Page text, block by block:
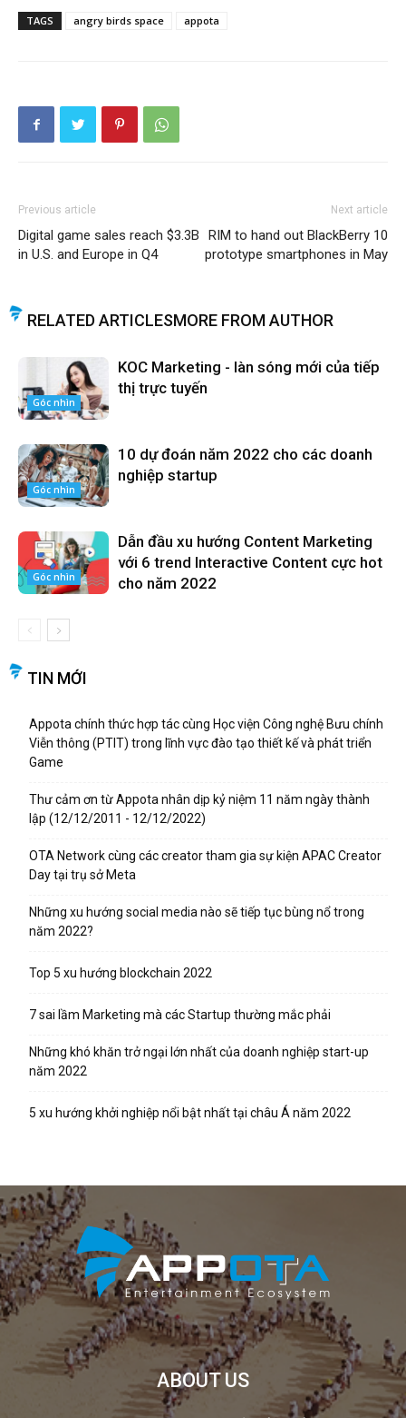
TAGS angry birds space appota
Previous article
Digital game sales reach $3.3B
in U.S. and Europe in Q4
Next article
RIM to hand out BlackBerry 10
prototype smartphones in May
RELATED ARTICLESMORE FROM AUTHOR
Góc nhìn
KOC Marketing - làn sóng mới của tiếp
thị trực tuyến
Góc nhìn
10 dự đoán năm 2022 cho các doanh
nghiệp startup
Góc nhìn
Dẫn đầu xu hướng Content Marketing
với 6 trend Interactive Content cực hot
cho năm 2022
TIN MỚI
Appota chính thức hợp tác cùng Học viện Công nghệ Bưu chính
Viễn thông (PTIT) trong lĩnh vực đào tạo thiết kế và phát triển
Game
Thư cảm ơn từ Appota nhân dịp kỷ niệm 11 năm ngày thành
lập (12/12/2011 - 12/12/2022)
OTA Network cùng các creator tham gia sự kiện APAC Creator
Day tại trụ sở Meta
Những xu hướng social media nào sẽ tiếp tục bùng nổ trong
năm 2022?
Top 5 xu hướng blockchain 2022
7 sai lầm Marketing mà các Startup thường mắc phải
Những khó khăn trở ngại lớn nhất của doanh nghiệp start-up
năm 2022
5 xu hướng khởi nghiệp nổi bật nhất tại châu Á năm 2022
ABOUT US